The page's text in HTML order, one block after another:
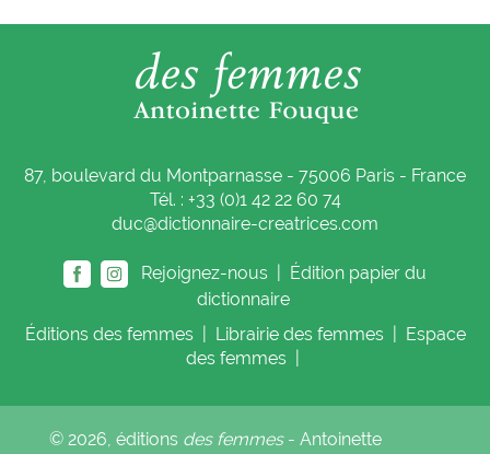
87, boulevard du Montparnasse - 75006 Paris - France
Tél. : +33 (0)1 42 22 60 74
duc@dictionnaire-creatrices.com
Rejoignez-nous |
Édition papier du
dictionnaire
Éditions des femmes Librairie des femmes
Espace
des femmes
© 2026, éditions des femmes- Antoinette